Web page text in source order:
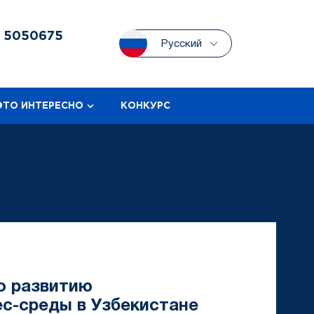
5050675
Русский
ИНТЕРЕСНО КОНКУРС
развитию
среды в Узбекистане